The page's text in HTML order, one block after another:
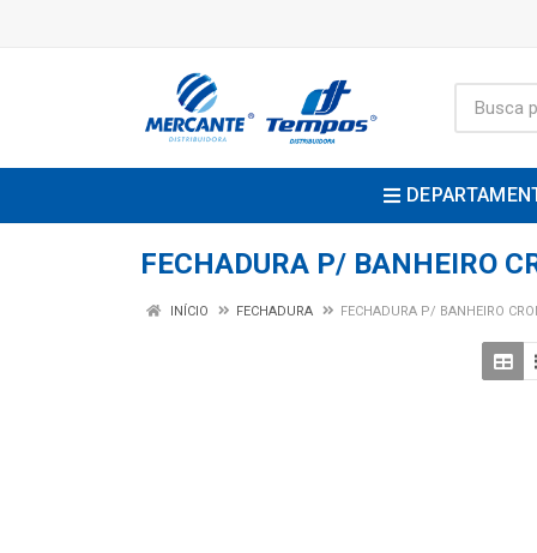
FECHADURA P/ BANHEIRO
INÍCIO FECHADURA FECHADURA P/ BANHEIRO